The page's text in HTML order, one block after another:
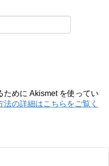
ために Akismet を使ってい
の詳細はこちらをご覧く